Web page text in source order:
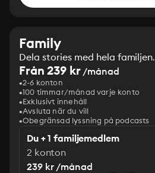
Family
Dela stories med hela familjen.
Från 239 kr/månad
2-6 konton
100 timmar/månad varje konto
Exklusivt innehåll
Avsluta när du vill
Obegränsad lyssning på podcasts
Du + 1 familjemedlem
2 konton
239 kr /månad